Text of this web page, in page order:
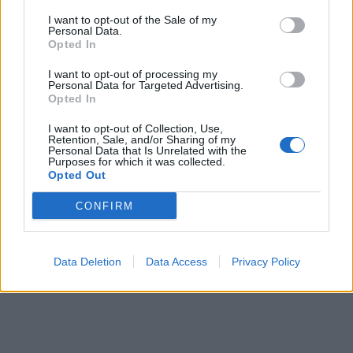
I want to opt-out of the Sale of my
Personal Data.
Opted In
I want to opt-out of processing my
Personal Data for Targeted Advertising.
Opted In
I want to opt-out of Collection, Use,
Retention, Sale, and/or Sharing of my
Personal Data that Is Unrelated with the
Purposes for which it was collected.
Opted Out
CONFIRM
Data Deletion Data Access Privacy Policy
Risultati e classifica del 6 Nazioni 2021 -
clicca sul match per tabellino formazioni e
Il programma delle dirette TV e web del 6
Nazioni 2021